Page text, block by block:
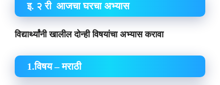
इ. २ री आजचा घरचा अभ्यास
विद्यार्थ्यांनी खालील दोन्ही विषयांचा अभ्यास करावा
1.विषय – मराठी